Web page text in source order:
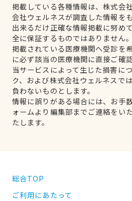
掲載している各種情報は、株式会
会社ウェルネスが調査した情報を
出来るだけ正確な情報掲載に努め
全に保証するものではありません。
掲載されている医療機関へ受診を
に必ず該当の医療機関に直接ご確
当サービスによって生じた損害に
ク、および株式会社ウェルネスで
負わないものとします。
情報に誤りがある場合には、お手
ォームより編集部までご連絡をい
たします。
総合TOP
ご利用にあたって